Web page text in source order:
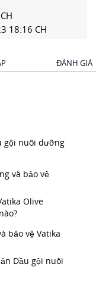
18:16 CH
ĐÁNH GIÁ
gội nuôi dưỡng
và bảo vệ
Olive
bảo vệ Vatika
Dầu gội nuôi